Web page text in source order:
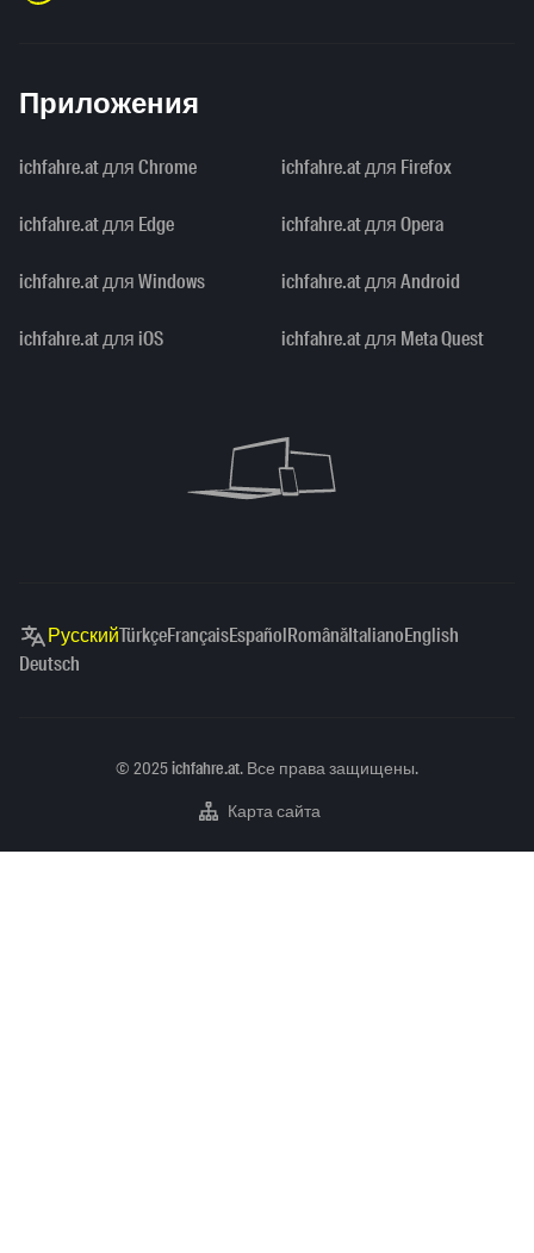
Приложения
ichfahre.at для Chrome ichfahre.at для Firefox
ichfahre.at для Edge ichfahre.at для Opera
ichfahre.at для Windows ichfahre.at для Android
ichfahre.at для iOS ichfahre.at для Meta Quest
РусскийTürkçeFrançaisEspañolRomânăItalianoEnglish
Deutsch
Copyright
© 2025ichfahre.at. Все права защищены.
Карта сайта